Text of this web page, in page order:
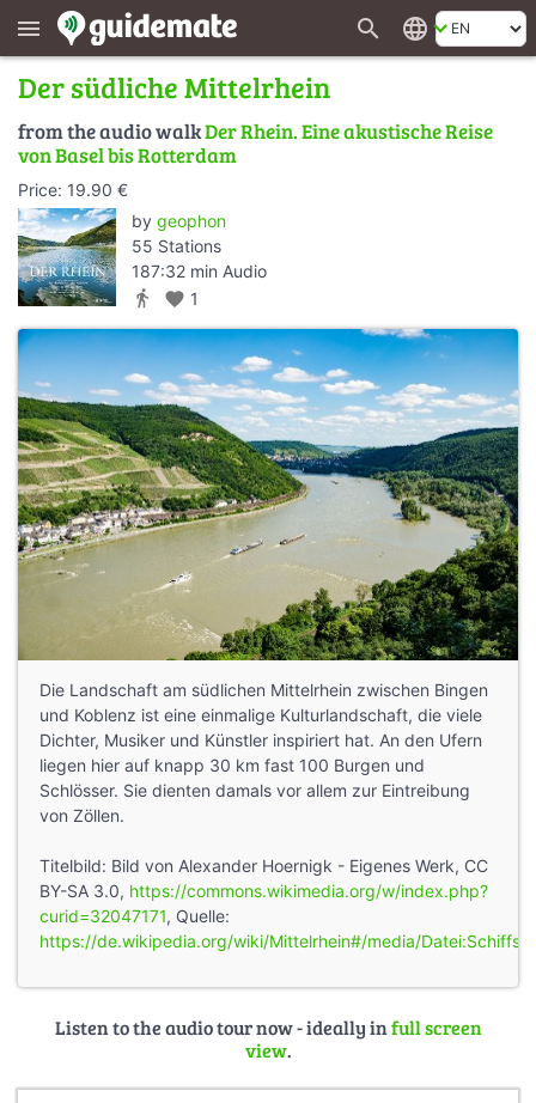
menu search language
Der südliche Mittelrhein
from the audio walkDer Rhein. Eine akustische Reise
von Basel bis Rotterdam
Price: 19.90 €
by geophon
55 Stations
187:32 min Audio
directions_walk favorite 1
Die Landschaft am südlichen Mittelrhein zwischen Bingen
und Koblenz ist eine einmalige Kulturlandschaft, die viele
Dichter, Musiker und Künstler inspiriert hat. An den Ufern
liegen hier auf knapp 30 km fast 100 Burgen und
Schlösser. Sie dienten damals vor allem zur Eintreibung
von Zöllen.
Titelbild: Bild von Alexander Hoernigk - Eigenes Werk, CC
BY-SA 3.0, https://commons.wikimedia.org/w/index.php?
curid=32047171, Quelle:
https://de.wikipedia.org/wiki/Mittelrhein#/media/
Listen to the audio tour now - ideally infull screen
view.